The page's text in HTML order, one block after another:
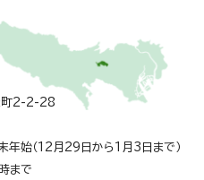
2-2-28
年始（12月29日から1月3日まで）
まで